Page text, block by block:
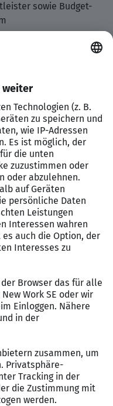
sowie Budget-
der Informatik,
vergleichbare
im Bereich
Security Frameworks
Englischkenntnisse
65 – 90.000